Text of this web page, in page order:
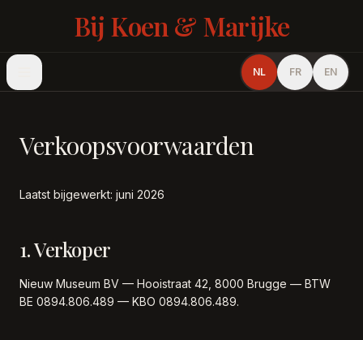
Bij Koen & Marijke
NL FR EN
Verkoopsvoorwaarden
Laatst bijgewerkt: juni 2026
1. Verkoper
Nieuw Museum BV — Hooistraat 42, 8000 Brugge — BTW
BE 0894.806.489 — KBO 0894.806.489.